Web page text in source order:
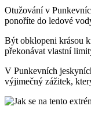
Otužování v
ponoříte do ledové
Být obklopeni krásou
překonávat vlastní
V Punkevních
výjimečný zážitek,